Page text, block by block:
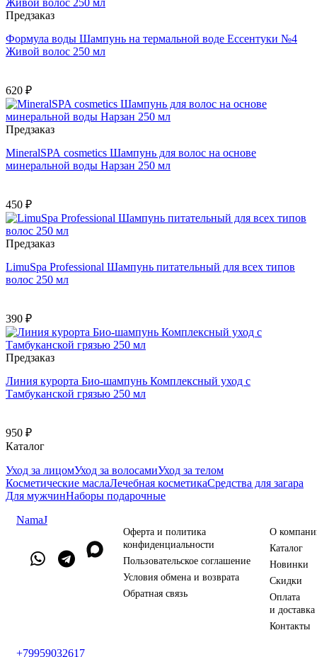
Предзаказ
Формула воды Шампунь на термальной воде Ессентуки №4
Живой волос 250 мл
620 ₽
Предзаказ
MineralSPA cosmetics Шампунь для волос на основе
минеральной воды Нарзан 250 мл
450 ₽
Предзаказ
LimuSpa Professional Шампунь питательный для всех типов
волос 250 мл
390 ₽
Предзаказ
Линия курорта Био-шампунь Комплексный уход с
Тамбуканской грязью 250 мл
950 ₽
Каталог
Уход за лицомУход за волосамиУход за телом
Косметические маслаЛечебная косметикаСредства для загара
Для мужчинНаборы подарочные
NamaJ
Оферта и политика
конфиденциальности
Пользовательское соглашение
Условия обмена и возврата
Обратная связь
О
Каталог
Новинки
Скидки
Оплата
и доставка
Контакты
+79959032617